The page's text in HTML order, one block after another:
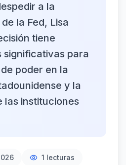
a la
la Fed, Lisa
tiene
significativas para
poder en la
y la
las instituciones
1 lecturas